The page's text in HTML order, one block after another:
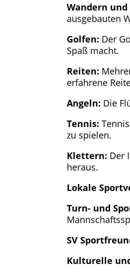
Wandern
ausgebauten
Golfen: Der
Spaß macht.
Reiten:
erfahrene
Angeln: Die
Tennis:
zu spielen.
Klettern: Der
heraus.
Lokale
Turn- und
SV
Kulturelle